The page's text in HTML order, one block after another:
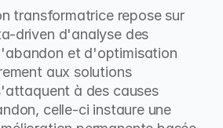
transformatrice repose sur
driven d'analyse des
et d'optimisation
aux solutions
à des causes
celle-ci instaure une